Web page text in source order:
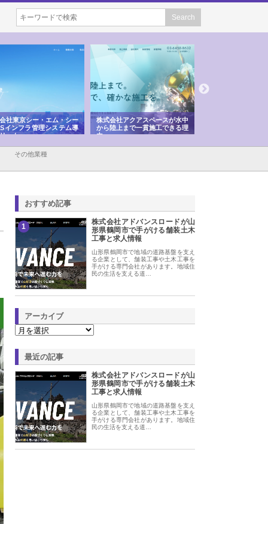
社東京シー・エム・シー
インフラ管理システム導
ット
株式会社アクアスペースが水中
から陸上まで一貫施工できる理
由
その他業種
おすすめ記事
1
株式会社アドバンスロードが山
形県鶴岡市で手がける舗装土木
工事と求人情報
山形県鶴岡市で地域の道路基盤を支え
る企業として、舗装工事や土木工事を
手がける専門会社があります。地域住
民の生活を支える道…
アーカイブ
最近の記事
株式会社アドバンスロードが山
形県鶴岡市で手がける舗装土木
工事と求人情報
山形県鶴岡市で地域の道路基盤を支え
る企業として、舗装工事や土木工事を
手がける専門会社があります。地域住
民の生活を支える道…